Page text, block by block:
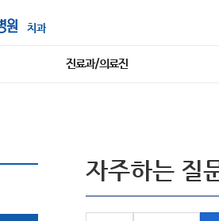
치과
진료과/의료진
자주하는 질